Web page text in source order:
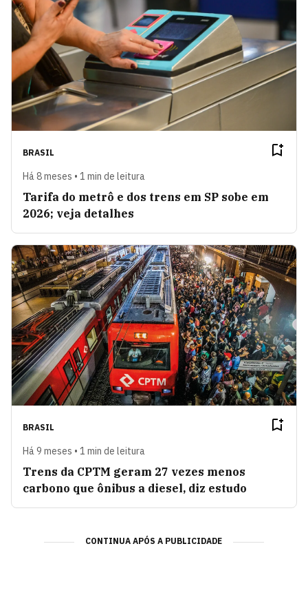
BRASIL
Há 8 meses • 1 min de leitura
Tarifa do metrô e dos trens em SP sobe em
2026; veja detalhes
BRASIL
Há 9 meses • 1 min de leitura
Trens da CPTM geram 27 vezes menos
carbono que ônibus a diesel, diz estudo
CONTINUA APÓS A PUBLICIDADE